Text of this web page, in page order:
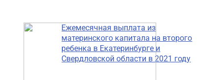
Ежемесячная выплата из
материнского капитала на второго
ребенка в Екатеринбурге и
Свердловской области в 2021 году